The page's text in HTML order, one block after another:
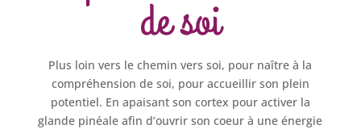
de soi
Plus loin vers le chemin vers soi, pour naître à la
compréhension de soi, pour accueillir son plein
potentiel. En apaisant son cortex pour activer la
glande pinéale afin d’ouvrir son coeur à une énergie